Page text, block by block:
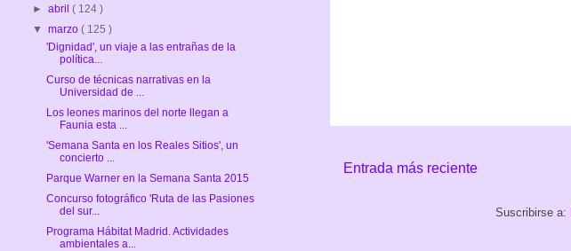
Entrada más reciente
Suscribirse a:
►abril( 124 )
▼marzo( 125 )
'Dignidad', un viaje a las entrañas de la
política...
Curso de técnicas narrativas en la
Universidad de ...
Los leones marinos del norte llegan a
Faunia esta ...
'Semana Santa en los Reales Sitios', un
concierto ...
Parque Warner en la Semana Santa 2015
Concurso fotográfico 'Ruta de las Pasiones
del sur...
Programa Hábitat Madrid. Actividades
ambientales a...